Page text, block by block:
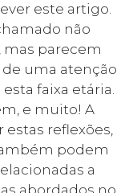
este artigo.
não
mas parecem
uma atenção
faixa etária.
e muito! A
reflexões,
podem
a
abordados no